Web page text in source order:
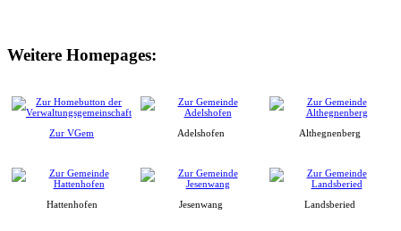
Weitere Homepages:
Zur VGem Adelshofen Althegnenberg
Hattenhofen Jesenwang Landsberied